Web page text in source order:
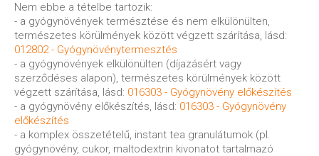
IRODÁK
Nem ebbe a tételbe tartozik:
- a gyógynövények természtése és nem elkülönülten,
természetes körülmények között végzett szárítása, lásd:
012802 - Gyógynövénytermesztés
- a gyógynövények elkülönülten (díjazásért vagy
szerződéses alapon), természetes körülmények között
végzett szárítása, lásd: 016303 - Gyógynövény előkészítés
- a gyógynövény előkészítés, lásd: 016303 - Gyógynövény
előkészítés
- a komplex összetételű, instant tea granulátumok (pl.
gyógynövény, cukor, maltodextrin kivonatot tartalmazó